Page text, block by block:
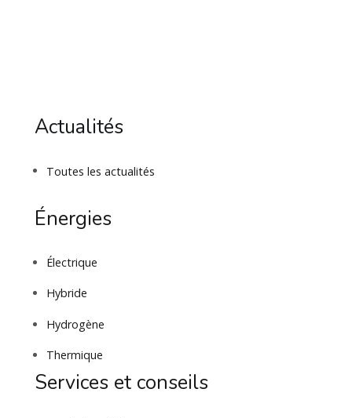
Actualités
Toutes les actualités
Énergies
Électrique
Hybride
Hydrogène
Thermique
Services et conseils